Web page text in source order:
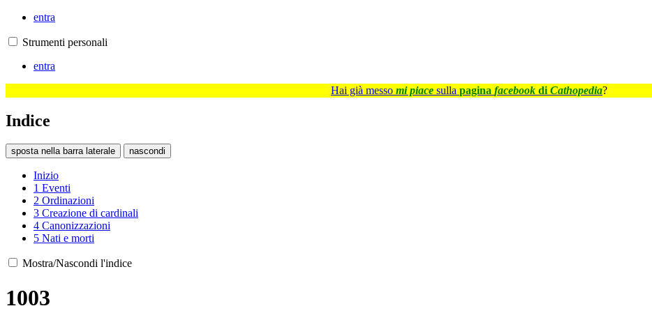
entra
Strumenti personali
entra
Hai già messo mi piace sulla pagina facebook di Cathopedia?
Indice
sposta nella barra laterale nascondi
Inizio
1 Eventi
2 Ordinazioni
3 Creazione di cardinali
4 Canonizzazioni
5 Nati e morti
Mostra/Nascondi l'indice
1003